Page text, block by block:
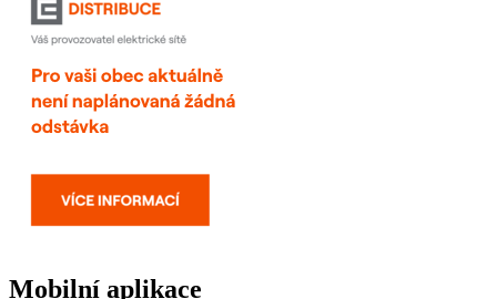
Mobilní aplikace